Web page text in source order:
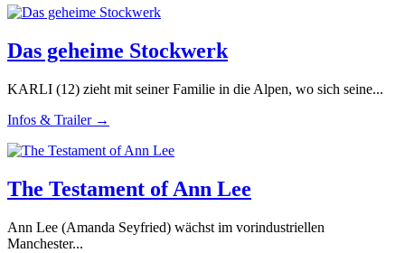
Das geheime Stockwerk
KARLI (12) zieht mit seiner Familie in die Alpen, wo sich seine...
Infos & Trailer →
The Testament of Ann Lee
Ann Lee (Amanda Seyfried) wächst im vorindustriellen
Manchester...